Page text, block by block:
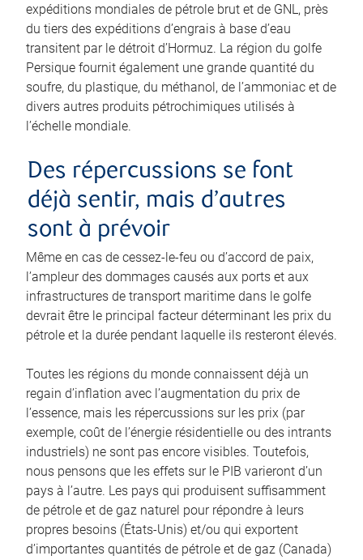
expéditions mondiales de pétrole brut et de GNL, près
du tiers des expéditions d’engrais à base d’eau
transitent par le détroit d’Hormuz. La région du golfe
Persique fournit également une grande quantité du
soufre, du plastique, du méthanol, de l’ammoniac et de
divers autres produits pétrochimiques utilisés à
l’échelle mondiale.
Des répercussions se font
déjà sentir, mais d’autres
sont à prévoir
Même en cas de cessez-le-feu ou d’accord de paix,
l’ampleur des dommages causés aux ports et aux
infrastructures de transport maritime dans le golfe
devrait être le principal facteur déterminant les prix du
pétrole et la durée pendant laquelle ils resteront élevés.
Toutes les régions du monde connaissent déjà un
regain d’inflation avec l’augmentation du prix de
l’essence, mais les répercussions sur les prix (par
exemple, coût de l’énergie résidentielle ou des intrants
industriels) ne sont pas encore visibles. Toutefois,
nous pensons que les effets sur le PIB varieront d’un
pays à l’autre. Les pays qui produisent suffisamment
de pétrole et de gaz naturel pour répondre à leurs
propres besoins (États-Unis) et/ou qui exportent
d’importantes quantités de pétrole et de gaz (Canada)